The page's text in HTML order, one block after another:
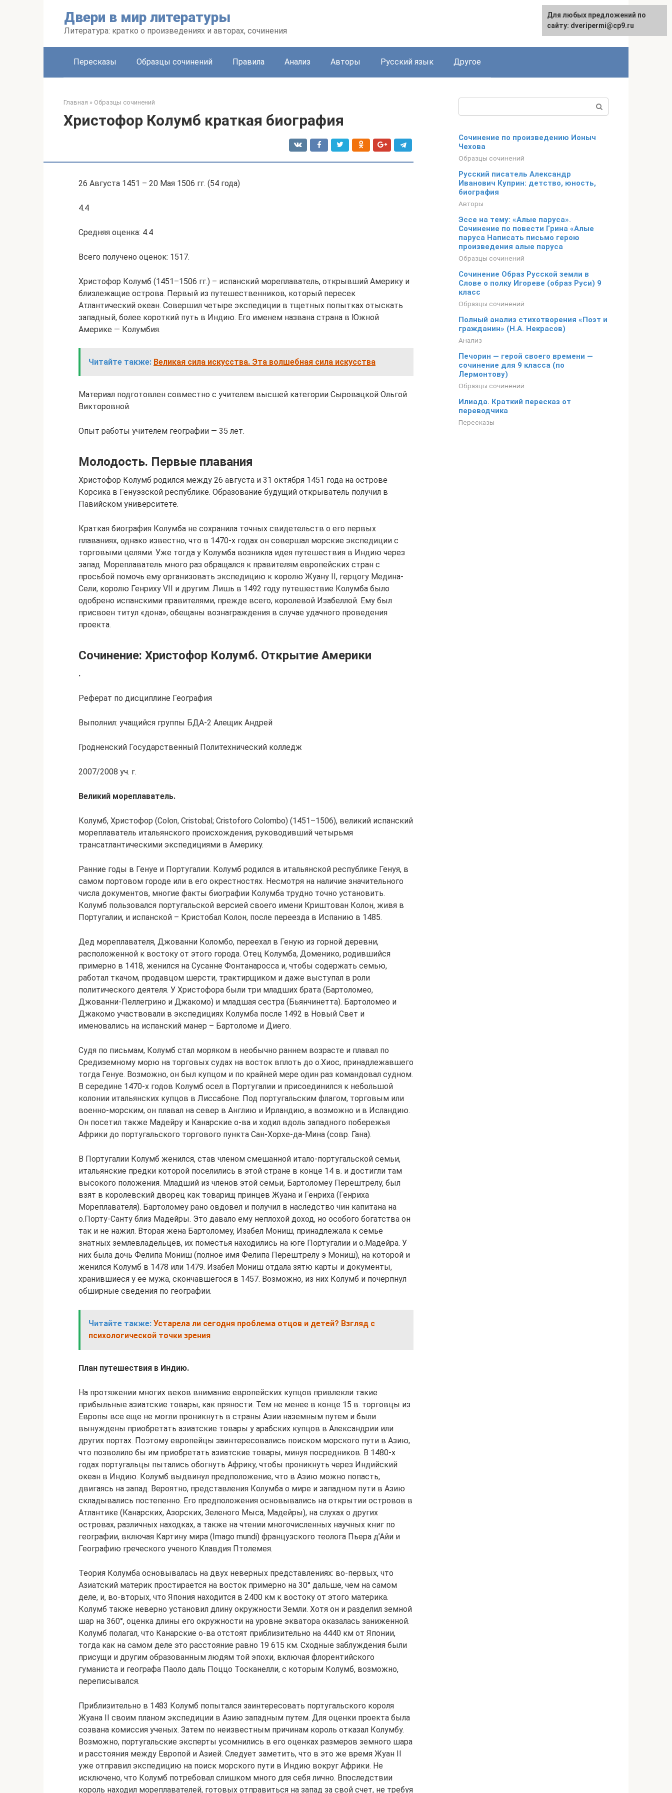
Двери в мир литературы
Литература: кратко о произведениях и авторах, сочинения
Пересказы Образцы сочинений Правила Анализ Авторы Русский язык Другое
Главная » Образцы сочинений
Христофор Колумб краткая биография
26 Августа 1451 – 20 Мая 1506 гг. (54 года)
4.4
Средняя оценка: 4.4
Всего получено оценок: 1517.
Христофор Колумб (1451–1506 гг.) – испанский мореплаватель, открывший Америку и
близлежащие острова. Первый из путешественников, который пересек
Атлантический океан. Совершил четыре экспедиции в тщетных попытках отыскать
западный, более короткий путь в Индию. Его именем названа страна в Южной
Америке — Колумбия.
Читайте также: Великая сила искусства. Эта волшебная сила искусства
Материал подготовлен совместно с учителем высшей категории Сыровацкой Ольгой
Викторовной.
Опыт работы учителем географии — 35 лет.
Молодость. Первые плавания
Христофор Колумб родился между 26 августа и 31 октября 1451 года на острове
Корсика в Генуэзской республике. Образование будущий открыватель получил в
Павийском университете.
Краткая биография Колумба не сохранила точных свидетельств о его первых
плаваниях, однако известно, что в 1470-х годах он совершал морские экспедиции с
торговыми целями. Уже тогда у Колумба возникла идея путешествия в Индию через
запад. Мореплаватель много раз обращался к правителям европейских стран с
просьбой помочь ему организовать экспедицию к королю Жуану ІІ, герцогу Медина-
Сели, королю Генриху VII и другим. Лишь в 1492 году путешествие Колумба было
одобрено испанскими правителями, прежде всего, королевой Изабеллой. Ему был
присвоен титул «дона», обещаны вознаграждения в случае удачного проведения
проекта.
Сочинение: Христофор Колумб. Открытие Америки
.
Реферат по дисциплине География
Выполнил: учащийся группы БДА-2 Алещик Андрей
Гродненский Государственный Политехнический колледж
2007/2008 уч. г.
Великий мореплаватель.
Колумб, Христофор (Colon, Cristobal; Cristoforo Colombo) (1451–1506), великий испанский
мореплаватель итальянского происхождения, руководивший четырьмя
трансатлантическими экспедициями в Америку.
Ранние годы в Генуе и Португалии. Колумб родился в итальянской республике Генуя, в
самом портовом городе или в его окрестностях. Несмотря на наличие значительного
числа документов, многие факты биографии Колумба трудно точно установить.
Колумб пользовался португальской версией своего имени Криштован Колон, живя в
Португалии, и испанской – Кристобал Колон, после переезда в Испанию в 1485.
Дед мореплавателя, Джованни Коломбо, переехал в Геную из горной деревни,
расположенной к востоку от этого города. Отец Колумба, Доменико, родившийся
примерно в 1418, женился на Сусанне Фонтанаросса и, чтобы содержать семью,
работал ткачом, продавцом шерсти, трактирщиком и даже выступал в роли
политического деятеля. У Христофора были три младших брата (Бартоломео,
Джованни-Пеллегрино и Джакомо) и младшая сестра (Бьянчинетта). Бартоломео и
Джакомо участвовали в экспедициях Колумба после 1492 в Новый Свет и
именовались на испанский манер – Бартоломе и Диего.
Судя по письмам, Колумб стал моряком в необычно раннем возрасте и плавал по
Средиземному морю на торговых судах на восток вплоть до о.Хиос, принадлежавшего
тогда Генуе. Возможно, он был купцом и по крайней мере один раз командовал судном.
В середине 1470-х годов Колумб осел в Португалии и присоединился к небольшой
колонии итальянских купцов в Лиссабоне. Под португальским флагом, торговым или
военно-морским, он плавал на север в Англию и Ирландию, а возможно и в Исландию.
Он посетил также Мадейру и Канарские о-ва и ходил вдоль западного побережья
Африки до португальского торгового пункта Сан-Хорхе-да-Мина (совр. Гана).
В Португалии Колумб женился, став членом смешанной итало-португальской семьи,
итальянские предки которой поселились в этой стране в конце 14 в. и достигли там
высокого положения. Младший из членов этой семьи, Бартоломеу Перештрелу, был
взят в королевский дворец как товарищ принцев Жуана и Генриха (Генриха
Мореплавателя). Бартоломеу рано овдовел и получил в наследство чин капитана на
о.Порту-Санту близ Мадейры. Это давало ему неплохой доход, но особого богатства он
так и не нажил. Вторая жена Бартоломеу, Изабел Мониш, принадлежала к семье
знатных землевладельцев, их поместья находились на юге Португалии и о.Мадейра. У
них была дочь Фелипа Мониш (полное имя Фелипа Перештрелу э Мониш), на которой и
женился Колумб в 1478 или 1479. Изабел Мониш отдала зятю карты и документы,
хранившиеся у ее мужа, скончавшегося в 1457. Возможно, из них Колумб и почерпнул
обширные сведения по географии.
Читайте также: Устарела ли сегодня проблема отцов и детей? Взгляд с
психологической точки зрения
План путешествия в Индию.
На протяжении многих веков внимание европейских купцов привлекли такие
прибыльные азиатские товары, как пряности. Тем не менее в конце 15 в. торговцы из
Европы все еще не могли проникнуть в страны Азии наземным путем и были
вынуждены приобретать азиатские товары у арабских купцов в Александрии или
других портах. Поэтому европейцы заинтересовались поиском морского пути в Азию,
что позволило бы им приобретать азиатские товары, минуя посредников. В 1480-х
годах португальцы пытались обогнуть Африку, чтобы проникнуть через Индийский
океан в Индию. Колумб выдвинул предположение, что в Азию можно попасть,
двигаясь на запад. Вероятно, представления Колумба о мире и западном пути в Азию
складывались постепенно. Его предположения основывались на открытии островов в
Атлантике (Канарских, Азорских, Зеленого Мыса, Мадейры), на слухах о других
островах, различных находках, а также на чтении многочисленных научных книг по
географии, включая Картину мира (Imago mundi) французского теолога Пьера д’Айи и
Географию греческого ученого Клавдия Птолемея.
Теория Колумба основывалась на двух неверных представлениях: во-первых, что
Азиатский материк простирается на восток примерно на 30° дальше, чем на самом
деле, и, во-вторых, что Япония находится в 2400 км к востоку от этого материка.
Колумб также неверно установил длину окружности Земли. Хотя он и разделил земной
шар на 360°, оценка длины его окружности на уровне экватора оказалась заниженной.
Колумб полагал, что Канарские о-ва отстоят приблизительно на 4440 км от Японии,
тогда как на самом деле это расстояние равно 19 615 км. Сходные заблуждения были
присущи и другим образованным людям той эпохи, включая флорентийского
гуманиста и географа Паоло даль Поццо Тосканелли, с которым Колумб, возможно,
переписывался.
Приблизительно в 1483 Колумб попытался заинтересовать португальского короля
Жуана II своим планом экспедиции в Азию западным путем. Для оценки проекта была
созвана комиссия ученых. Затем по неизвестным причинам король отказал Колумбу.
Возможно, португальские эксперты усомнились в его оценках размеров земного шара
и расстояния между Европой и Азией. Следует заметить, что в это же время Жуан II
уже отправил экспедицию на поиск морского пути в Индию вокруг Африки. Не
исключено, что Колумб потребовал слишком много для себя лично. Впоследствии
король находил мореплавателей, готовых отправиться на запад за свой счет, не требуя
Сочинение по произведению Ионыч
Чехова
Образцы сочинений
Русский писатель Александр
Иванович Куприн: детство, юность,
биография
Авторы
Эссе на тему: «Алые паруса».
Сочинение по повести Грина «Алые
паруса Написать письмо герою
произведения алые паруса
Образцы сочинений
Сочинение Образ Русской земли в
Слове о полку Игореве (образ Руси) 9
класс
Образцы сочинений
Полный анализ стихотворения «Поэт и
гражданин» (Н.А. Некрасов)
Анализ
Печорин — герой своего времени —
сочинение для 9 класса (по
Лермонтову)
Образцы сочинений
Илиада. Краткий пересказ от
переводчика
Пересказы
Для любых предложений по
сайту: dveripermi@cp9.ru